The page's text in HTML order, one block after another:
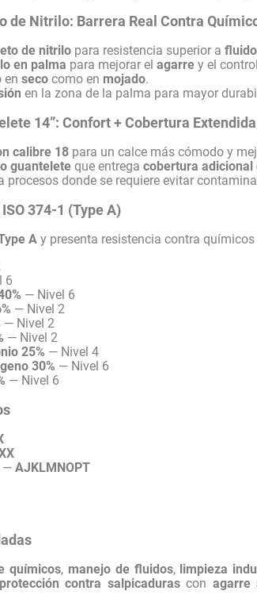
de Nitrilo: Barrera Real Contra
de nitrilo para resistencia superior a
en palma para mejorar elagarre y el
enseco como en mojado.
en la zona de la palma para mayor
14”: Confort + Cobertura Extendida
calibre 18 para un calce más cómodo y
guantelete que entregacobertura adicional
procesos donde se requiere evitar
374-1 (Type A)
A y presenta resistencia contra
6
— Nivel 6
— Nivel 2
— Nivel 2
— Nivel 2
25% — Nivel 4
30% — Nivel 6
— Nivel 6
—AJKLMNOPT
químicos, manejo de fluidos, limpieza
protección contra salpicadurascon agarre